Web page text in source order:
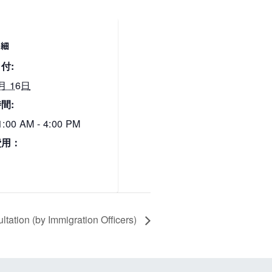
:
16日
:
AM - 4:00 PM
：
(by Immigration Officers)